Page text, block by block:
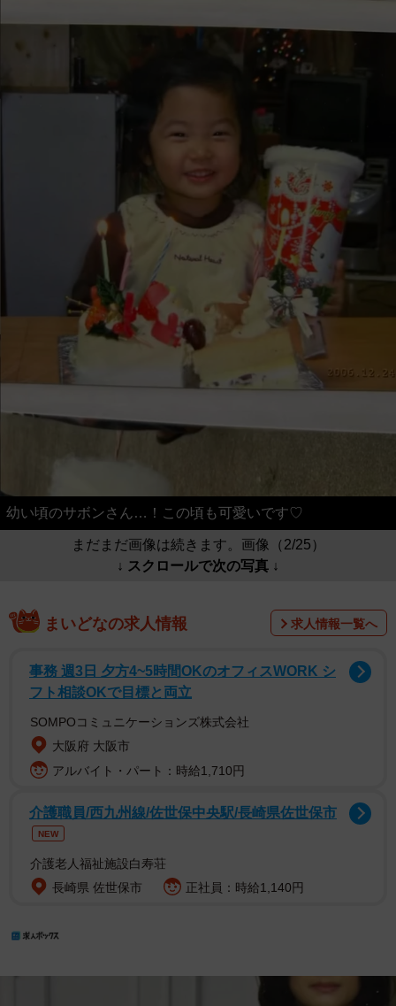
幼い頃のサボンさん…！この頃も可愛いです♡
まだまだ画像は続きます。画像（2/25）
↓ スクロールで次の写真 ↓
まいどなの求人情報 求人情報一覧へ
事務 週3日 夕方4~5時間OKのオフィスWORK シ
フト相談OKで目標と両立
SOMPOコミュニケーションズ株式会社
大阪府 大阪市
アルバイト・パート：時給1,710円
介護職員/西九州線/佐世保中央駅/長崎県佐世保市
NEW
介護老人福祉施設白寿荘
長崎県 佐世保市
正社員：時給1,140円